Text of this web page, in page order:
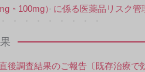
・100mg）に係る医薬品リスク管
後調査結果のご報告〔既存治療で